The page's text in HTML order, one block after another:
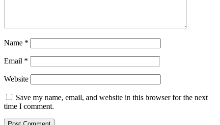
Name *
Email *
Website
Save my name, email, and website in this browser for the next
time I comment.